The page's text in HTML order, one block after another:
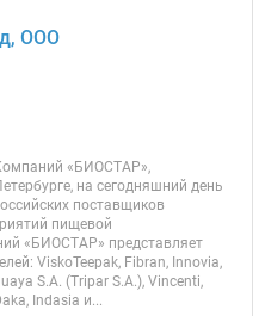
ООО
«БИОСТАР»,
на сегодняшний день
поставщиков
пищевой
«БИОСТАР» представляет
ViskoTeepak, Fibran, Innovia,
S.A. (Tripar S.A.), Vincenti,
Indasia и...